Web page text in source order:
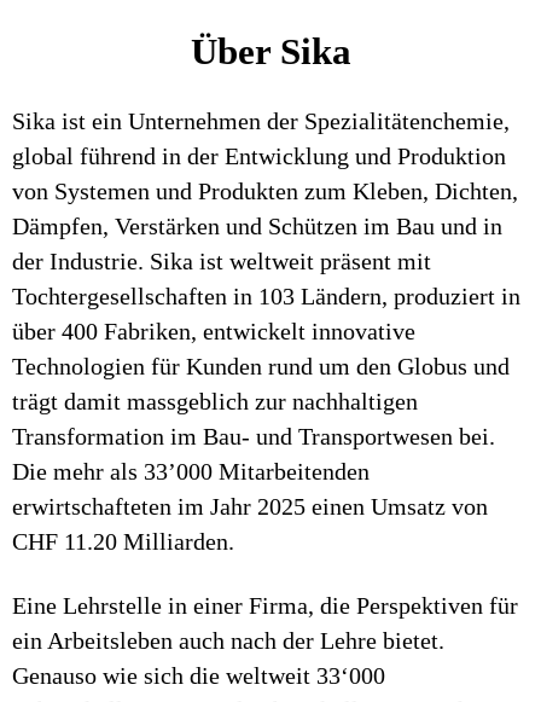
Über Sika
Sika ist ein Unternehmen der Spezialitätenchemie,
global führend in der Entwicklung und Produktion
von Systemen und Produkten zum Kleben, Dichten,
Dämpfen, Verstärken und Schützen im Bau und in
der Industrie. Sika ist weltweit präsent mit
Tochtergesellschaften in 103 Ländern, produziert in
über 400 Fabriken, entwickelt innovative
Technologien für Kunden rund um den Globus und
trägt damit massgeblich zur nachhaltigen
Transformation im Bau- und Transportwesen bei.
Die mehr als 33’000 Mitarbeitenden
erwirtschafteten im Jahr 2025 einen Umsatz von
CHF 11.20 Milliarden.
Eine Lehrstelle in einer Firma, die Perspektiven für
ein Arbeitsleben auch nach der Lehre bietet.
Genauso wie sich die weltweit 33‘000